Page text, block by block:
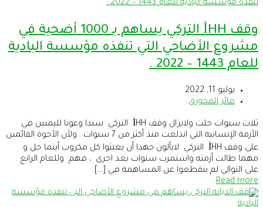
وقف İHH التركي يساهم بـ 1000 أضحية في
مشروع الأضاحي التي تنفذه مؤسسة البادية
للعام 1443 – 2022 .
يوليو 11, 2022
فائز المحورق
ثلاث سنوات خلت ولايزال وقف İHH التركي سندا وعونا لليمنين في
الأزمة الإنسانية التي اندلعت منذ أكثر من 7 سنوات . ولأن الأخوة القائمين
على وقف İHH التركي لايألون جهدا أن يغيثوا كل مكروب أينما حل و
مهما طالت أزمته واستمرت سنوات بعد اخرى ، فهم وللعام الرابع
على التوالي لم ينقطعوا عن المساهمة في […]
Read more